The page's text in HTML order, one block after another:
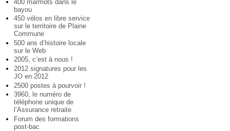
400 marmots dans le
bayou
450 vélos en libre service
sur le territoire de Plaine
Commune
500 ans d’histoire locale
sur le Web
2005, c’est à nous !
2012 signatures pour les
JO en 2012
2500 postes à pourvoir !
3960, le numéro de
téléphone unique de
l’Assurance retraite
Forum des formations
post-bac